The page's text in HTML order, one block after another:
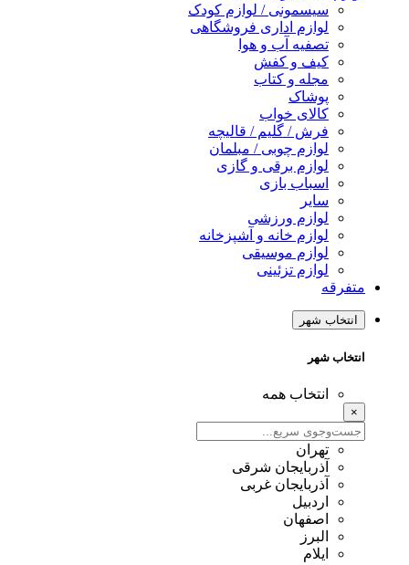
سیسمونی / لوازم کودک
لوازم اداری فروشگاهی
تصفیه آب و هوا
کیف و کفش
مجله و کتاب
پوشاک
کالای خواب
فرش / گلیم / قالیچه
لوازم چوبی / مبلمان
لوازم برقی و گازی
اسباب بازی
سایر
لوازم ورزشی
لوازم خانه و آشپزخانه
لوازم موسیقی
لوازم تزئینی
متفرقه
انتخاب شهر
انتخاب شهر
انتخاب همه
×
تهران
آذربایجان شرقی
آذربایجان غربی
اردبیل
اصفهان
البرز
ایلام